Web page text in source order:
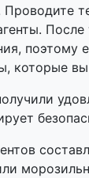
Проводите
После
поэтому
которые